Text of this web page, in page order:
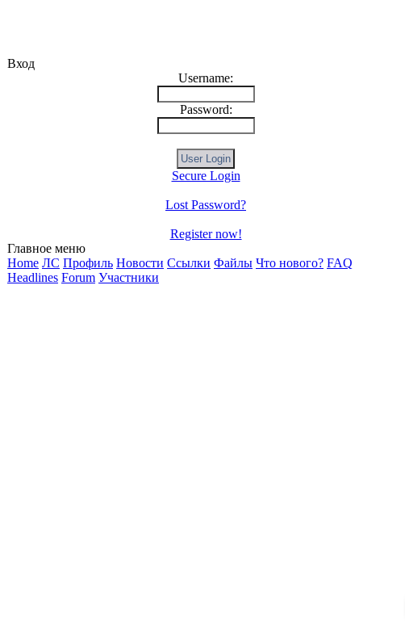
Вход
Username:
Password:
Secure Login
Lost Password?
Register now!
Главное меню
Home ЛС Профиль Новости Ссылки Файлы Что нового? FAQ
Headlines Forum Участники